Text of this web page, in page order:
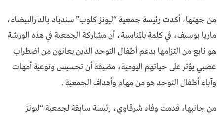
من جهتها، أكدت رئيسة جمعية “ليونز كلوب” سندباد بالدارالبيضاء،
ماريا بوسيف، في كلمة بالمناسبة، أن مشاركة الجمعية في هذه الورشة
هو نابع من التزامها بدعم أطفال التوحد الذين يعانون من اضطراب
عصبي يؤثر على حياتهم اليومية، مضيفة أن تحسيس وتوعية أمهات
وآباء أطفال التوحد هو من مهام وأهداف الجمعية .
من جانبها، قدمت وفاء شرقاوي، رئيسة سابقة لجمعية “ليونز